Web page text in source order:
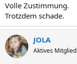
Volle Zustimmung.
Trotzdem schade.
JOLA
Aktives Mitglied